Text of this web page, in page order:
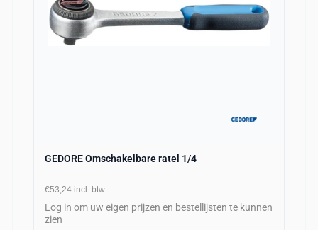
GEDORE Omschakelbare ratel 1/4
€53,24 incl. btw
Log in om uw eigen prijzen en bestellijsten te kunnen
zien